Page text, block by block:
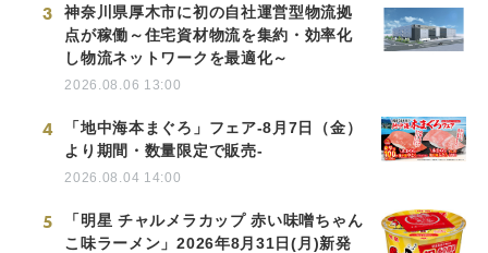
3
神奈川県厚木市に初の自社運営型物流拠
点が稼働～住宅資材物流を集約・効率化
し物流ネットワークを最適化～
2026.08.06 13:00
4
「地中海本まぐろ」フェア-8月7日（金）
より期間・数量限定で販売-
2026.08.04 14:00
5
「明星 チャルメラカップ 赤い味噌ちゃん
こ味ラーメン」2026年8月31日(月)新発